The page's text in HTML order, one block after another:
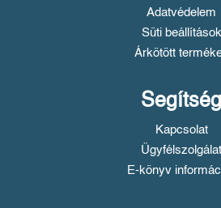
Adatvédelem
Süti beállítások
Árkötött
Segítség
Kapcsolat
Ügyfélszolgálat
E-könyv